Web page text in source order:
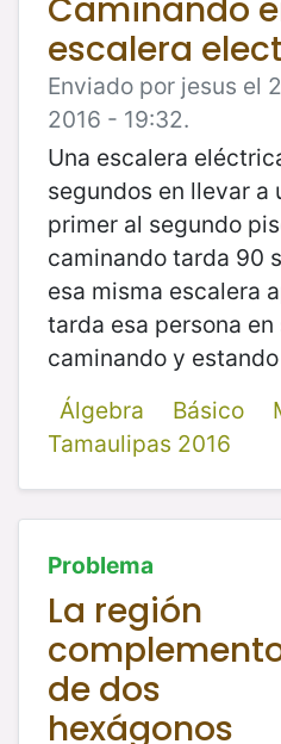
Caminando
escalera
Enviado por jesus el
2016 - 19:32.
Una escalera
segundos en llevar a
primer al segundo
caminando tarda 90
esa misma escalera
tarda esa persona
caminando y
Álgebra
Básico
Tamaulipas 2016
Problema
La región
de dos
hexágonos